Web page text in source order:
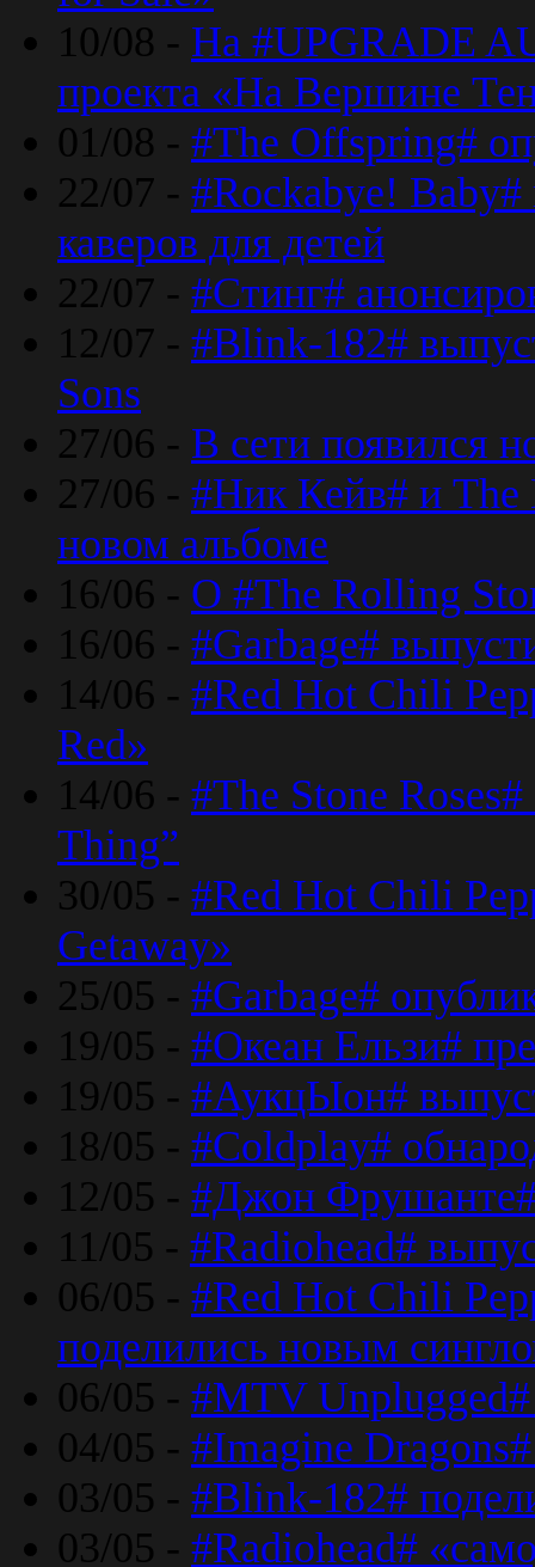
10/08 - На #UPGRADE
проекта «На Вершине
01/08 - #The Offspring#
22/07 - #Rockabye!
каверов для детей
22/07 - #Стинг#
12/07 - #Blink-182#
Sons
27/06 - В сети появился
27/06 - #Ник Кейв# и The
новом альбоме
16/06 - О #The Rolling
16/06 - #Garbage#
14/06 - #Red Hot Chili
Red»
14/06 - #The Stone
Thing”
30/05 - #Red Hot Chili
Getaway»
25/05 - #Garbage#
19/05 - #Океан Ельзи#
19/05 - #АукцЫон#
18/05 - #Coldplay#
12/05 - #Джон
11/05 - #Radiohead#
06/05 - #Red Hot Chili
поделились новым
06/05 - #MTV Unplugged#
04/05 - #Imagine
03/05 - #Blink-182#
03/05 - #Radiohead#